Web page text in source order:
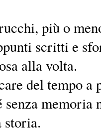
più o
scritti e
alla volta.
del tempo a
memoria
storia.